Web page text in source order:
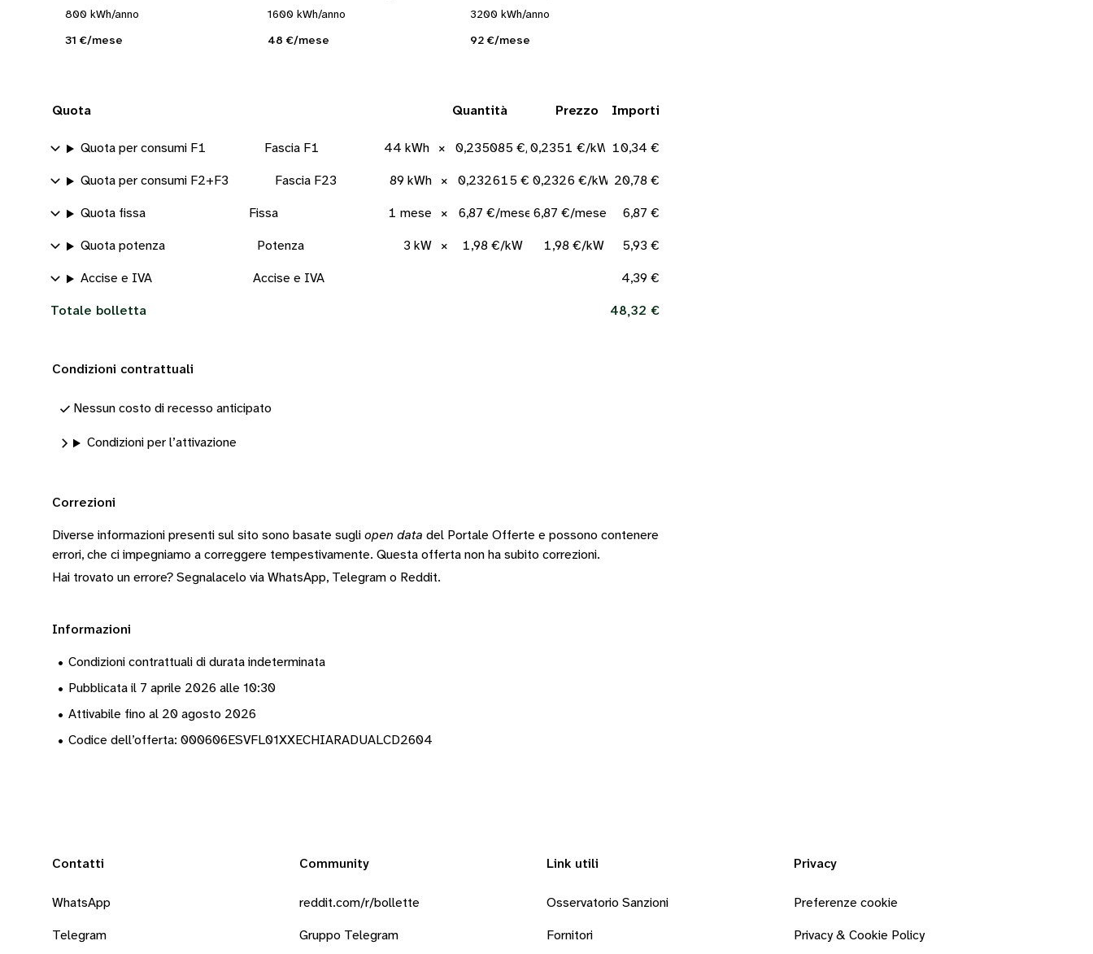
800 kWh/anno
31 €/mese
1600 kWh/anno
48 €/mese
3200 kWh/anno
92 €/mese
Quota Quantità Prezzo Importi
Quota per consumi F1 Fascia F1 44 kWh × 0,235085 €/kWh0,2351 €/kWh10,34 €
Quota per consumi F2+F3 Fascia F23 89 kWh × 0,232615 €/kWh0,2326 €/kWh20,78 €
Quota fissa Fissa 1 mese × 6,87 €/mese 6,87 €/mese 6,87 €
Quota potenza Potenza 3 kW × 1,98 €/kW 1,98 €/kW 5,93 €
Accise e IVA Accise e IVA 4,39 €
Totale bolletta 48,32 €
Condizioni contrattuali
Nessun costo di recesso anticipato
Condizioni per l’attivazione
Correzioni
Diverse informazioni presenti sul sito sono basate sugli open data del Portale Offerte e possono contenere
errori, che ci impegniamo a correggere tempestivamente. Questa offerta non ha subito correzioni.
Hai trovato un errore? Segnalacelo via WhatsApp, Telegram o Reddit.
Informazioni
• Condizioni contrattuali di durata indeterminata
• Pubblicata il 7 aprile 2026 alle 10:30
• Attivabile fino al 20 agosto 2026
• Codice dell’offerta: 000606ESVFL01XXECHIARADUALCD2604
Contatti
WhatsApp
Telegram
Community
reddit.com/r/bollette
Gruppo Telegram
Link utili
Osservatorio Sanzioni
Fornitori
Privacy
Preferenze cookie
Privacy & Cookie Policy